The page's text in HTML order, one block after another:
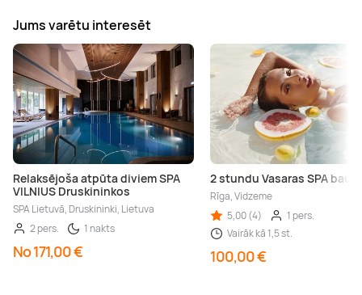
Jums varētu interesēt
Relaksējoša atpūta diviem SPA
VILNIUS Druskininkos
SPA Lietuvā, Druskininki, Lietuva
2 pers.
1 nakts
No 171,00 €
2 stundu Vasaras SPA
Rīga, Vidzeme
5,00 (4)
1 pers.
Vairāk kā 1,5 st.
100,00 €